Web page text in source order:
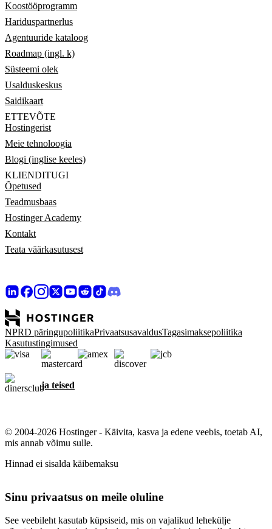
Koostööprogramm
Hariduspartnerlus
Agentuuride kataloog
Roadmap (ingl. k)
Süsteemi olek
Usalduskeskus
Saidikaart
ETTEVÕTE
Hostingerist
Meie tehnoloogia
Blogi (inglise keeles)
KLIENDITUGI
Õpetused
Teadmusbaas
Hostinger Academy
Kontakt
Teata väärkasutusest
NPRD päringupoliitikaPrivaatsusavaldusTagasimaksepoliitika
Kasutustingimused
ja teised
© 2004-2026 Hostinger - Käivita, kasva ja edene veebis, toetab AI,
mis annab võimu sulle.
Hinnad ei sisalda käibemaksu
Sinu privaatsus on meile oluline
See veebileht kasutab küpsiseid, mis on vajalikud lehekülje